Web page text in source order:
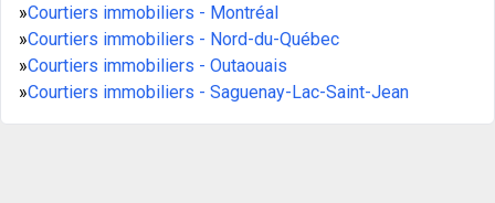
»Courtiers immobiliers - Montréal
»Courtiers immobiliers - Nord-du-Québec
»Courtiers immobiliers - Outaouais
»Courtiers immobiliers - Saguenay-Lac-Saint-Jean